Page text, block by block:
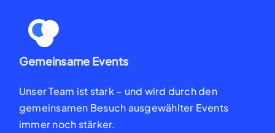
Gemeinsame Events
Unser Team ist stark – undwird durch den
gemeinsamenBesuch ausgewählter Events
immer noch stärker.